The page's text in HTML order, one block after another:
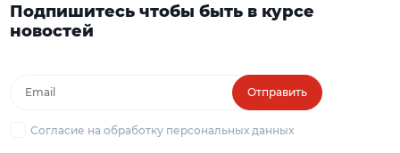
Подпишитесь чтобы быть в курсе
новостей
Отправить
Согласие на обработку персональных данных